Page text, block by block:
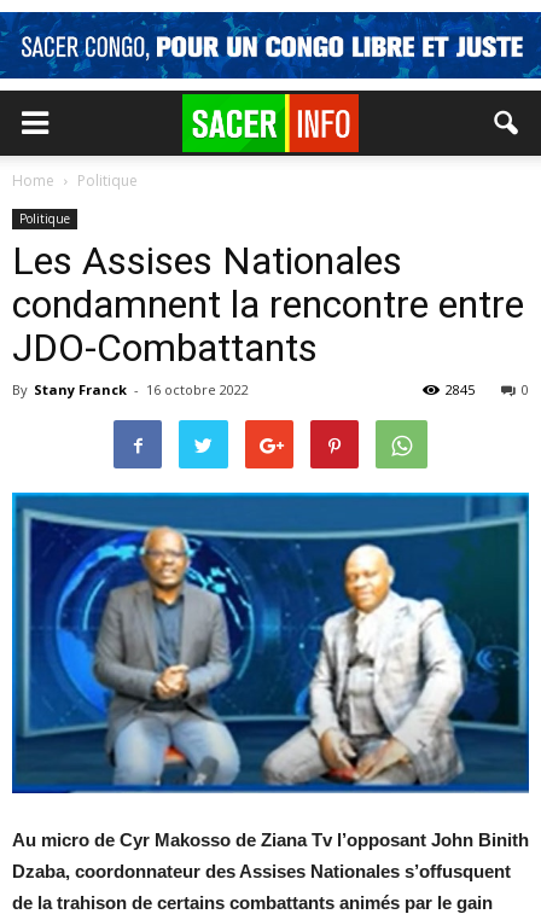
Home Politique
Politique
Les Assises Nationales
condamnent la rencontre entre
JDO-Combattants
By Stany Franck - 16 octobre 2022 0
2845
Au micro de Cyr Makosso de Ziana Tv l’opposant John Binith
Dzaba, coordonnateur des Assises Nationales s’offusquent
de la trahison de certains combattants animés par le gain